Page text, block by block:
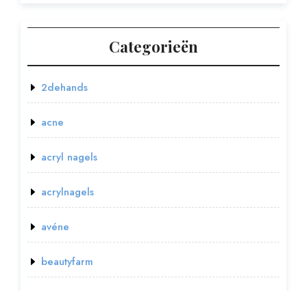
Categorieën
2dehands
acne
acryl nagels
acrylnagels
avéne
beautyfarm